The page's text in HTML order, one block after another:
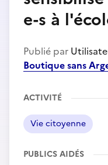
e-s à
Publié par
Boutique sans
ACTIVITÉ
Vie citoyenne
PUBLICS AIDÉS